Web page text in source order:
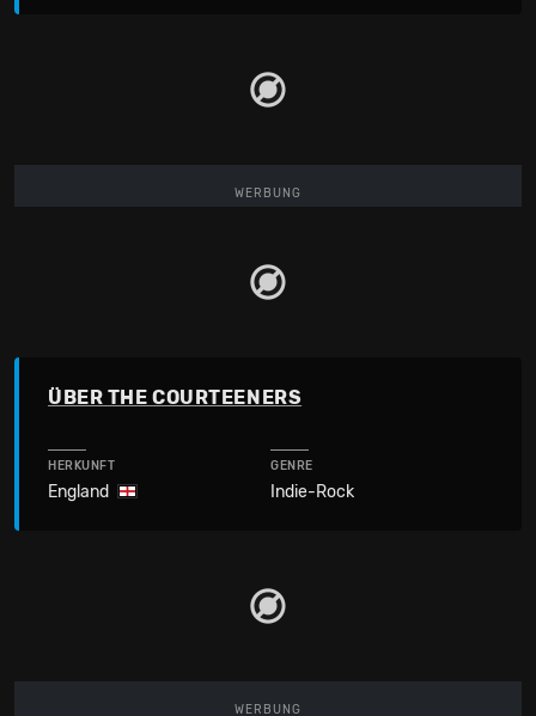
WERBUNG
ÜBER THE COURTEENERS
HERKUNFT
England
GENRE
Indie-Rock
WERBUNG